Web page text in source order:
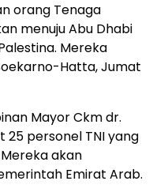
orang Tenaga
menuju Abu Dhabi
Mereka
Hatta, Jumat
Mayor Ckm dr.
25 personel TNI yang
akan
Emirat Arab.